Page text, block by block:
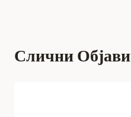
Слични Објави